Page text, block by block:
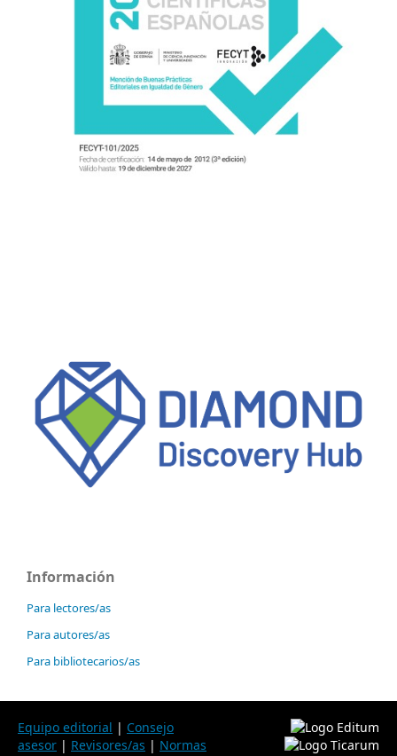
Información
Para lectores/as
Para autores/as
Para bibliotecarios/as
Equipo editorial | Consejo
asesor | Revisores/as | Normas